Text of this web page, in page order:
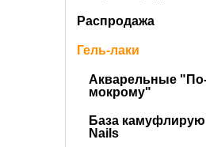
Распродажа
Гель-лаки
Акварельные
мокрому"
База
Nails